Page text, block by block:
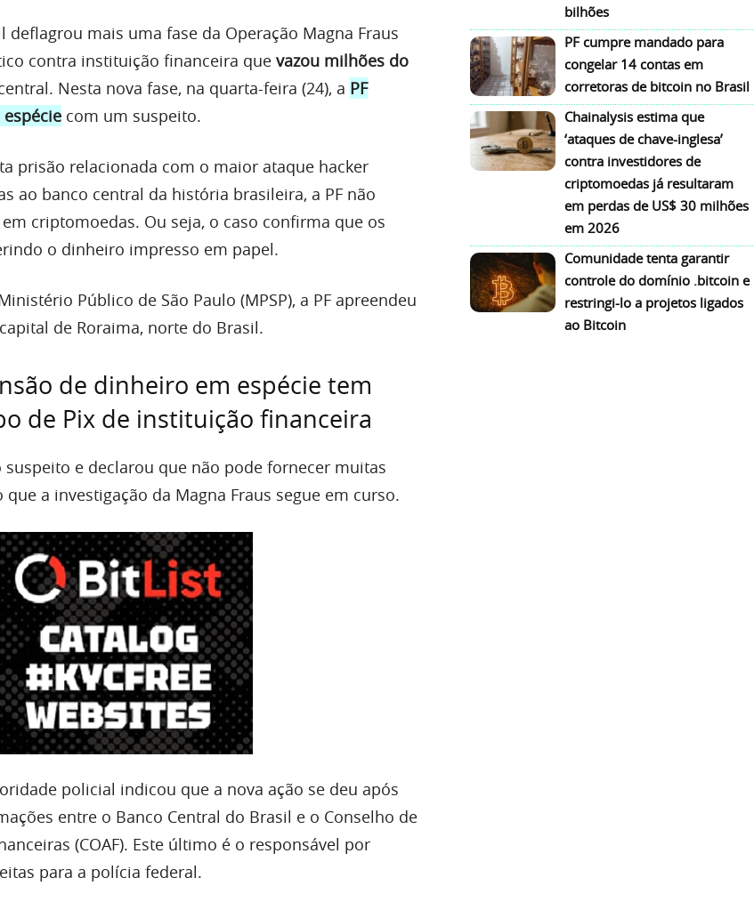
deflagrou mais uma fase da Operação Magna Fraus
contra instituição financeira que vazou milhões do
Nesta nova fase, na quarta-feira (24), a PF
com um suspeito.
prisão relacionada com o maior ataque hacker
ao banco central da história brasileira, a PF não
criptomoedas. Ou seja, o caso confirma que os
o dinheiro impresso em papel.
Público de São Paulo (MPSP), a PF apreendeu
de Roraima, norte do Brasil.
de dinheiro em espécie tem
de Pix de instituição financeira
suspeito e declarou que não pode fornecer muitas
a investigação da Magna Fraus segue em curso.
policial indicou que a nova ação se deu após
entre o Banco Central do Brasil e o Conselho de
(COAF). Este último é o responsável por
para a polícia federal.
bilhões
PF cumpre mandado para
congelar 14 contas em
corretoras de bitcoin no Brasil
Chainalysis estima que
‘ataques de chave-inglesa’
contra investidores de
criptomoedas já resultaram
em perdas de US$ 30 milhões
em 2026
Comunidade tenta garantir
controle do domínio .bitcoin e
restringi-lo a projetos ligados
ao Bitcoin